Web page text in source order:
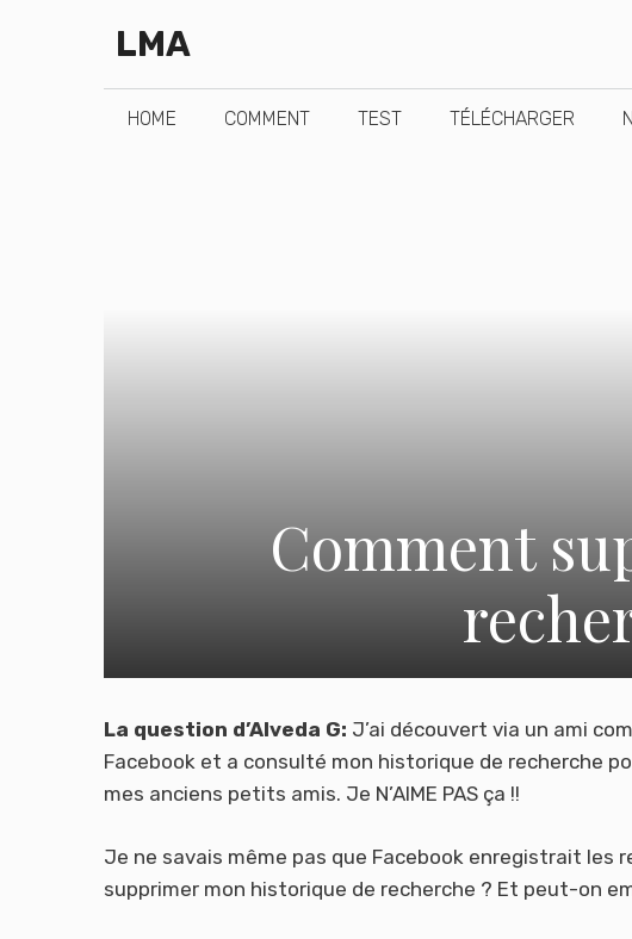
LMA
HOME COMMENT TEST TÉLÉCHARGER
Comment
La question d’Alveda G: J’ai découvert via un ami
Facebook et a consulté mon historique de recherche
mes anciens petits amis. Je N’AIME PAS ça !!
Je ne savais même pas que Facebook enregistrait les
supprimer mon historique de recherche ? Et peut-on